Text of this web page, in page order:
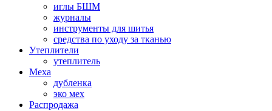
иглы БШМ
журналы
инструменты для шитья
средства по уходу за тканью
Утеплители
утеплитель
Меха
дубленка
эко мех
Распродажа